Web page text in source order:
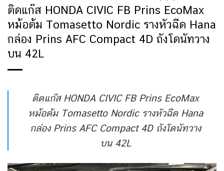
ติดแก๊ส HONDA CIVIC FB Prins EcoMax
หม้อต้ม Tomasetto Nordic รางหัวฉีด Hana
กล่อง Prins AFC Compact 4D ถังโดนัทวาง
บน 42L
ติดแก๊ส HONDA CIVIC FB Prins EcoMax
หม้อต้ม Tomasetto Nordic รางหัวฉีด Hana
กล่อง Prins AFC Compact 4D ถังโดนัทวาง
บน 42L